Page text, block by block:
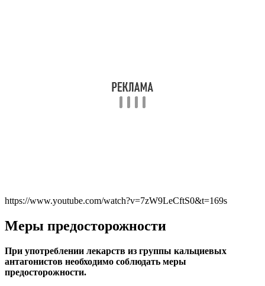
https://www.youtube.com/watch?v=7zW9LeCftS0&t=169s
Меры предосторожности
При употреблении лекарств из группы кальциевых
антагонистов необходимо соблюдать меры
предосторожности.